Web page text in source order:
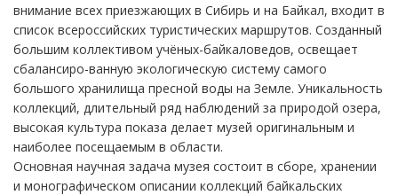
внимание всех приезжающих в Сибирь и на Байкал, входит в
список всероссийских туристических маршрутов. Созданный
большим коллективом учёных-байкаловедов, освещает
сбалансиро-ванную экологическую систему самого
большого хранилища пресной воды на Земле. Уникальность
коллекций, длительный ряд наблюдений за природой озера,
высокая культура показа делает музей оригинальным и
наиболее посещаемым в области.
Основная научная задача музея состоит в сборе, хранении
и монографическом описании коллекций байкальских